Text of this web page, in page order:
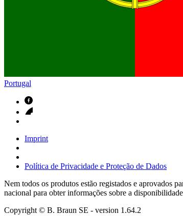
Portugal
Imprint
Política de Privacidade e Proteção de Dados
Nem todos os produtos estão registados e aprovados
nacional para obter informações sobre a
Copyright © B. Braun SE - version 1.64.2